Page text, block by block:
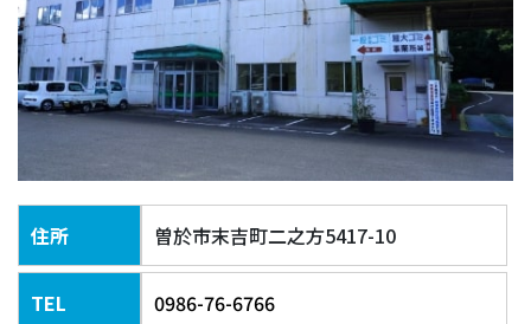
住所 曽於市末吉町二之方5417-10
TEL 0986-76-6766